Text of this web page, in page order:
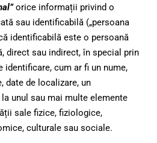
orice informații privind o
sau identificabilă („persoana
identificabilă este o persoană
direct sau indirect, în special prin
identificare, cum ar fi un nume,
date de localizare, un
unul sau mai multe elemente
sale fizice, fiziologice,
culturale sau sociale.